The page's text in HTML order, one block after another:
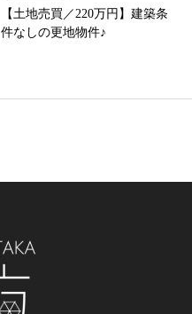
【土地売買／220万円】建築条
件なしの更地物件♪